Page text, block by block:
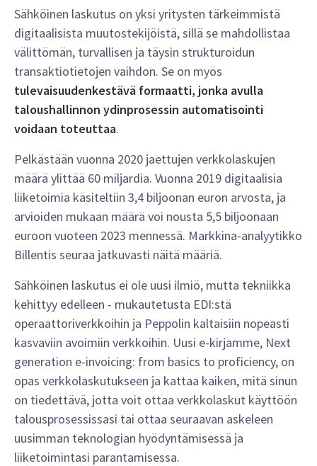
Sähköinen laskutus on yksi yritysten tärkeimmistä
digitaalisista muutostekijöistä, sillä se mahdollistaa
välittömän, turvallisen ja täysin strukturoidun
transaktiotietojen vaihdon. Se on myös
tulevaisuudenkestävä formaatti, jonka avulla
taloushallinnon ydinprosessin automatisointi
voidaan toteuttaa.
Pelkästään vuonna 2020 jaettujen verkkolaskujen
määrä ylittää 60 miljardia. Vuonna 2019 digitaalisia
liiketoimia käsiteltiin 3,4 biljoonan euron arvosta, ja
arvioiden mukaan määrä voi nousta 5,5 biljoonaan
euroon vuoteen 2023 mennessä. Markkina-analyytikko
Billentis seuraa jatkuvasti näitä määriä.
Sähköinen laskutus ei ole uusi ilmiö, mutta tekniikka
kehittyy edelleen - mukautetusta EDI:stä
operaattoriverkkoihin ja Peppolin kaltaisiin nopeasti
kasvaviin avoimiin verkkoihin. Uusi e-kirjamme, Next
generation e-invoicing: from basics to proficiency, on
opas verkkolaskutukseen ja kattaa kaiken, mitä sinun
on tiedettävä, jotta voit ottaa verkkolaskut käyttöön
talousprosessissasi tai ottaa seuraavan askeleen
uusimman teknologian hyödyntämisessä ja
liiketoimintasi parantamisessa.